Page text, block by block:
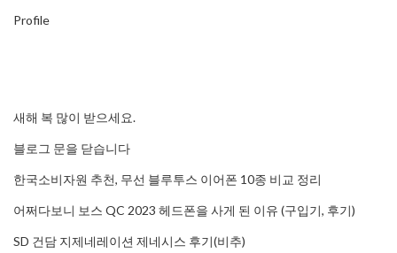
Profile
새해 복 많이 받으세요.
블로그 문을 닫습니다
한국소비자원 추천, 무선 블루투스 이어폰 10종 비교 정리
어쩌다보니 보스 QC 2023 헤드폰을 사게 된 이유 (구입기, 후기)
SD 건담 지제네레이션 제네시스 후기(비추)